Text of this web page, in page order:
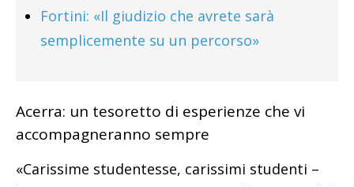
Fortini: «Il giudizio che avrete sarà
semplicemente su un percorso»
Acerra: un tesoretto di esperienze che vi
accompagneranno sempre
«Carissime studentesse, carissimi studenti –